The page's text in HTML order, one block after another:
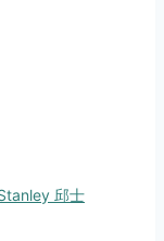
邱士